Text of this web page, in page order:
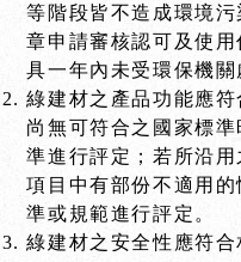
等階段皆不造成環境
章申請審核認可及使
具一年內未受環保機關
綠建材之產品功能應
尚無可符合之國家標
準進行評定；若所沿
項目中有部份不適用
準或規範進行評定。
綠建材之安全性應符合